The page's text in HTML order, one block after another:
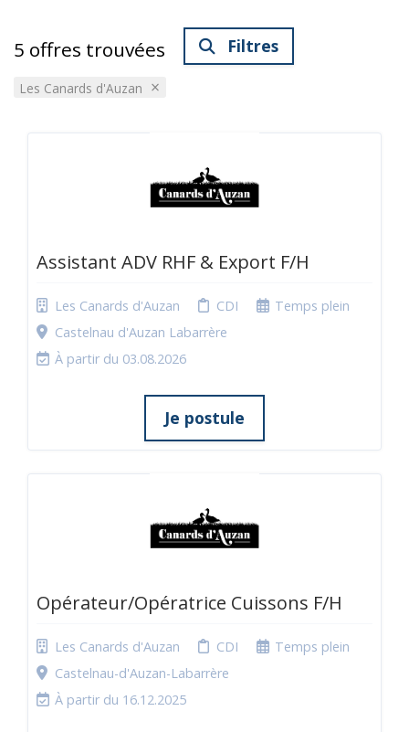
5 offres trouvées Filtres
Les Canards d'Auzan ×
Assistant ADV RHF & Export F/H
Les Canards d'Auzan CDI
Temps plein
Castelnau d'Auzan Labarrère
À partir du 03.08.2026
Je postule
Opérateur/Opératrice Cuissons F/H
Les Canards d'Auzan CDI
Temps plein
Castelnau-d'Auzan-Labarrère
À partir du 16.12.2025